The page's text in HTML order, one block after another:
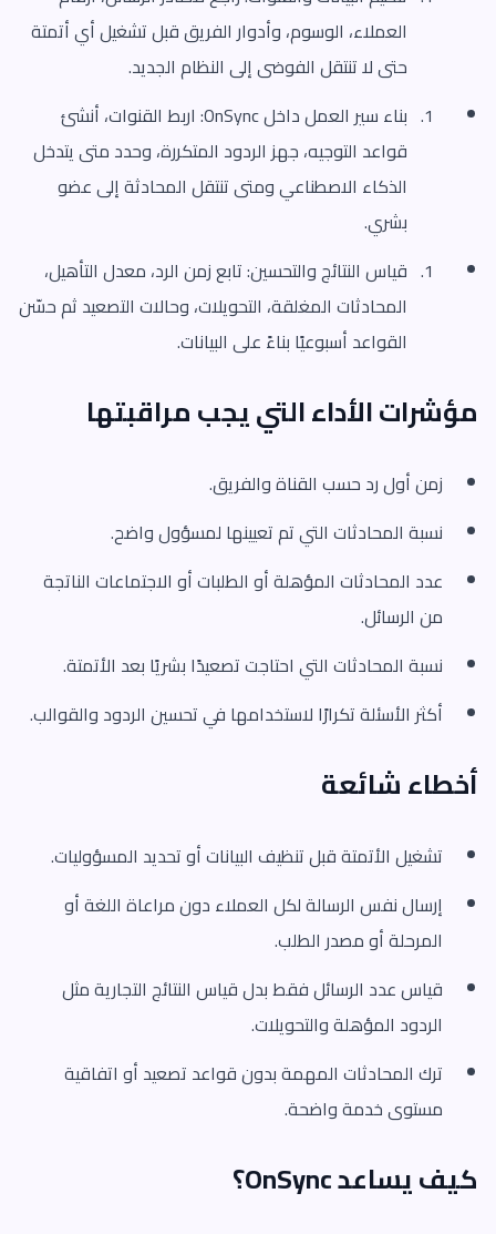
العملاء، الوسوم، وأدوار الفريق قبل تشغيل أي أتمتة
حتى لا تنتقل الفوضى إلى النظام الجديد.
بناء سير العمل داخل OnSync: اربط القنوات، أنشئ
قواعد التوجيه، جهز الردود المتكررة، وحدد متى يتدخل
الذكاء الاصطناعي ومتى تنتقل المحادثة إلى عضو
بشري.
قياس النتائج والتحسين: تابع زمن الرد، معدل التأهيل،
المحادثات المغلقة، التحويلات، وحالات التصعيد ثم حسّن
القواعد أسبوعيًا بناءً على البيانات.
مؤشرات الأداء التي يجب مراقبتها
زمن أول رد حسب القناة والفريق.
نسبة المحادثات التي تم تعيينها لمسؤول واضح.
عدد المحادثات المؤهلة أو الطلبات أو الاجتماعات الناتجة
من الرسائل.
نسبة المحادثات التي احتاجت تصعيدًا بشريًا بعد الأتمتة.
أكثر الأسئلة تكرارًا لاستخدامها في تحسين الردود والقوالب.
أخطاء شائعة
تشغيل الأتمتة قبل تنظيف البيانات أو تحديد المسؤوليات.
إرسال نفس الرسالة لكل العملاء دون مراعاة اللغة أو
المرحلة أو مصدر الطلب.
قياس عدد الرسائل فقط بدل قياس النتائج التجارية مثل
الردود المؤهلة والتحويلات.
ترك المحادثات المهمة بدون قواعد تصعيد أو اتفاقية
مستوى خدمة واضحة.
كيف يساعد OnSync؟